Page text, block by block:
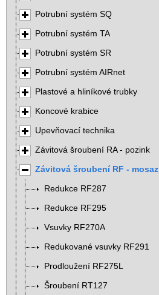
Potrubní systém SQ
Potrubní systém TA
Potrubní systém SR
Potrubní systém AIRnet
Plastové a hliníkové trubky
Koncové krabice
Upevňovací technika
Závitová šroubení RA - pozink
Závitová šroubení RF - mosaz
Redukce RF287
Redukce RF295
Vsuvky RF270A
Redukované vsuvky RF291
Prodloužení RF275L
Šroubení RT127